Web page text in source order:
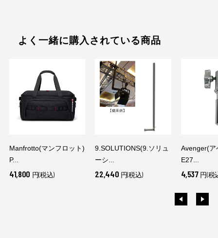
よく一緒に購入されている商品
Manfrotto(マンフロット)
P...
41,800 円(税込)
9.SOLUTIONS(9.ソリュ
ーシ...
22,440 円(税込)
Avenger(ア
E27...
4,537 円(税